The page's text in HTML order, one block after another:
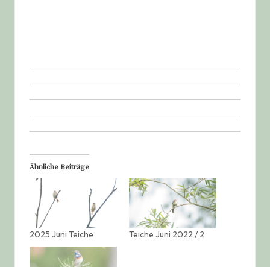
Ähnliche Beiträge
2025 Juni Teiche Teiche Juni 2022 / 2